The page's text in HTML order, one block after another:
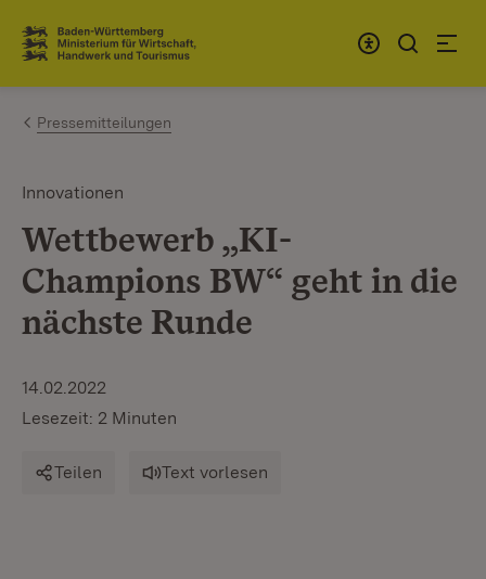
Zum Inhalt springen
Link zur Startseite
Pressemitteilungen
Innovationen
Wettbewerb „KI-
Champions BW“ geht in die
nächste Runde
14.02.2022
Lesezeit: 2 Minuten
Teilen Text vorlesen